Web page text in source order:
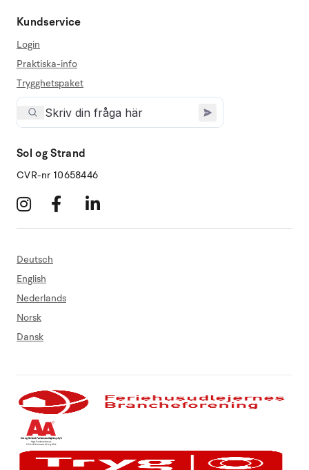
Kundservice
Login
Praktiska-info
Trygghetspaket
Sol og Strand
CVR-nr 10658446
Deutsch
English
Nederlands
Norsk
Dansk